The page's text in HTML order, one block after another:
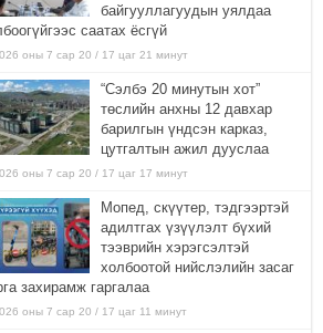
байгууллагуудын уялдаа
саатах ёсгүй
оны 7 сар 20 / 17 цаг 21 минут
“Сэлбэ 20 минутын хот”
төслийн анхны 12 давхар
барилгын үндсэн карказ,
цутгалтын ажил дууслаа
оны 7 сар 20 / 17 цаг 17 минут
Мопед, скүүтер, тэдгээртэй
адилтгах үзүүлэлт бүхий
тээврийн хэрэгсэлтэй
холбоотой нийслэлийн засаг
захирамж гаргалаа
оны 7 сар 20 / 17 цаг 11 минут